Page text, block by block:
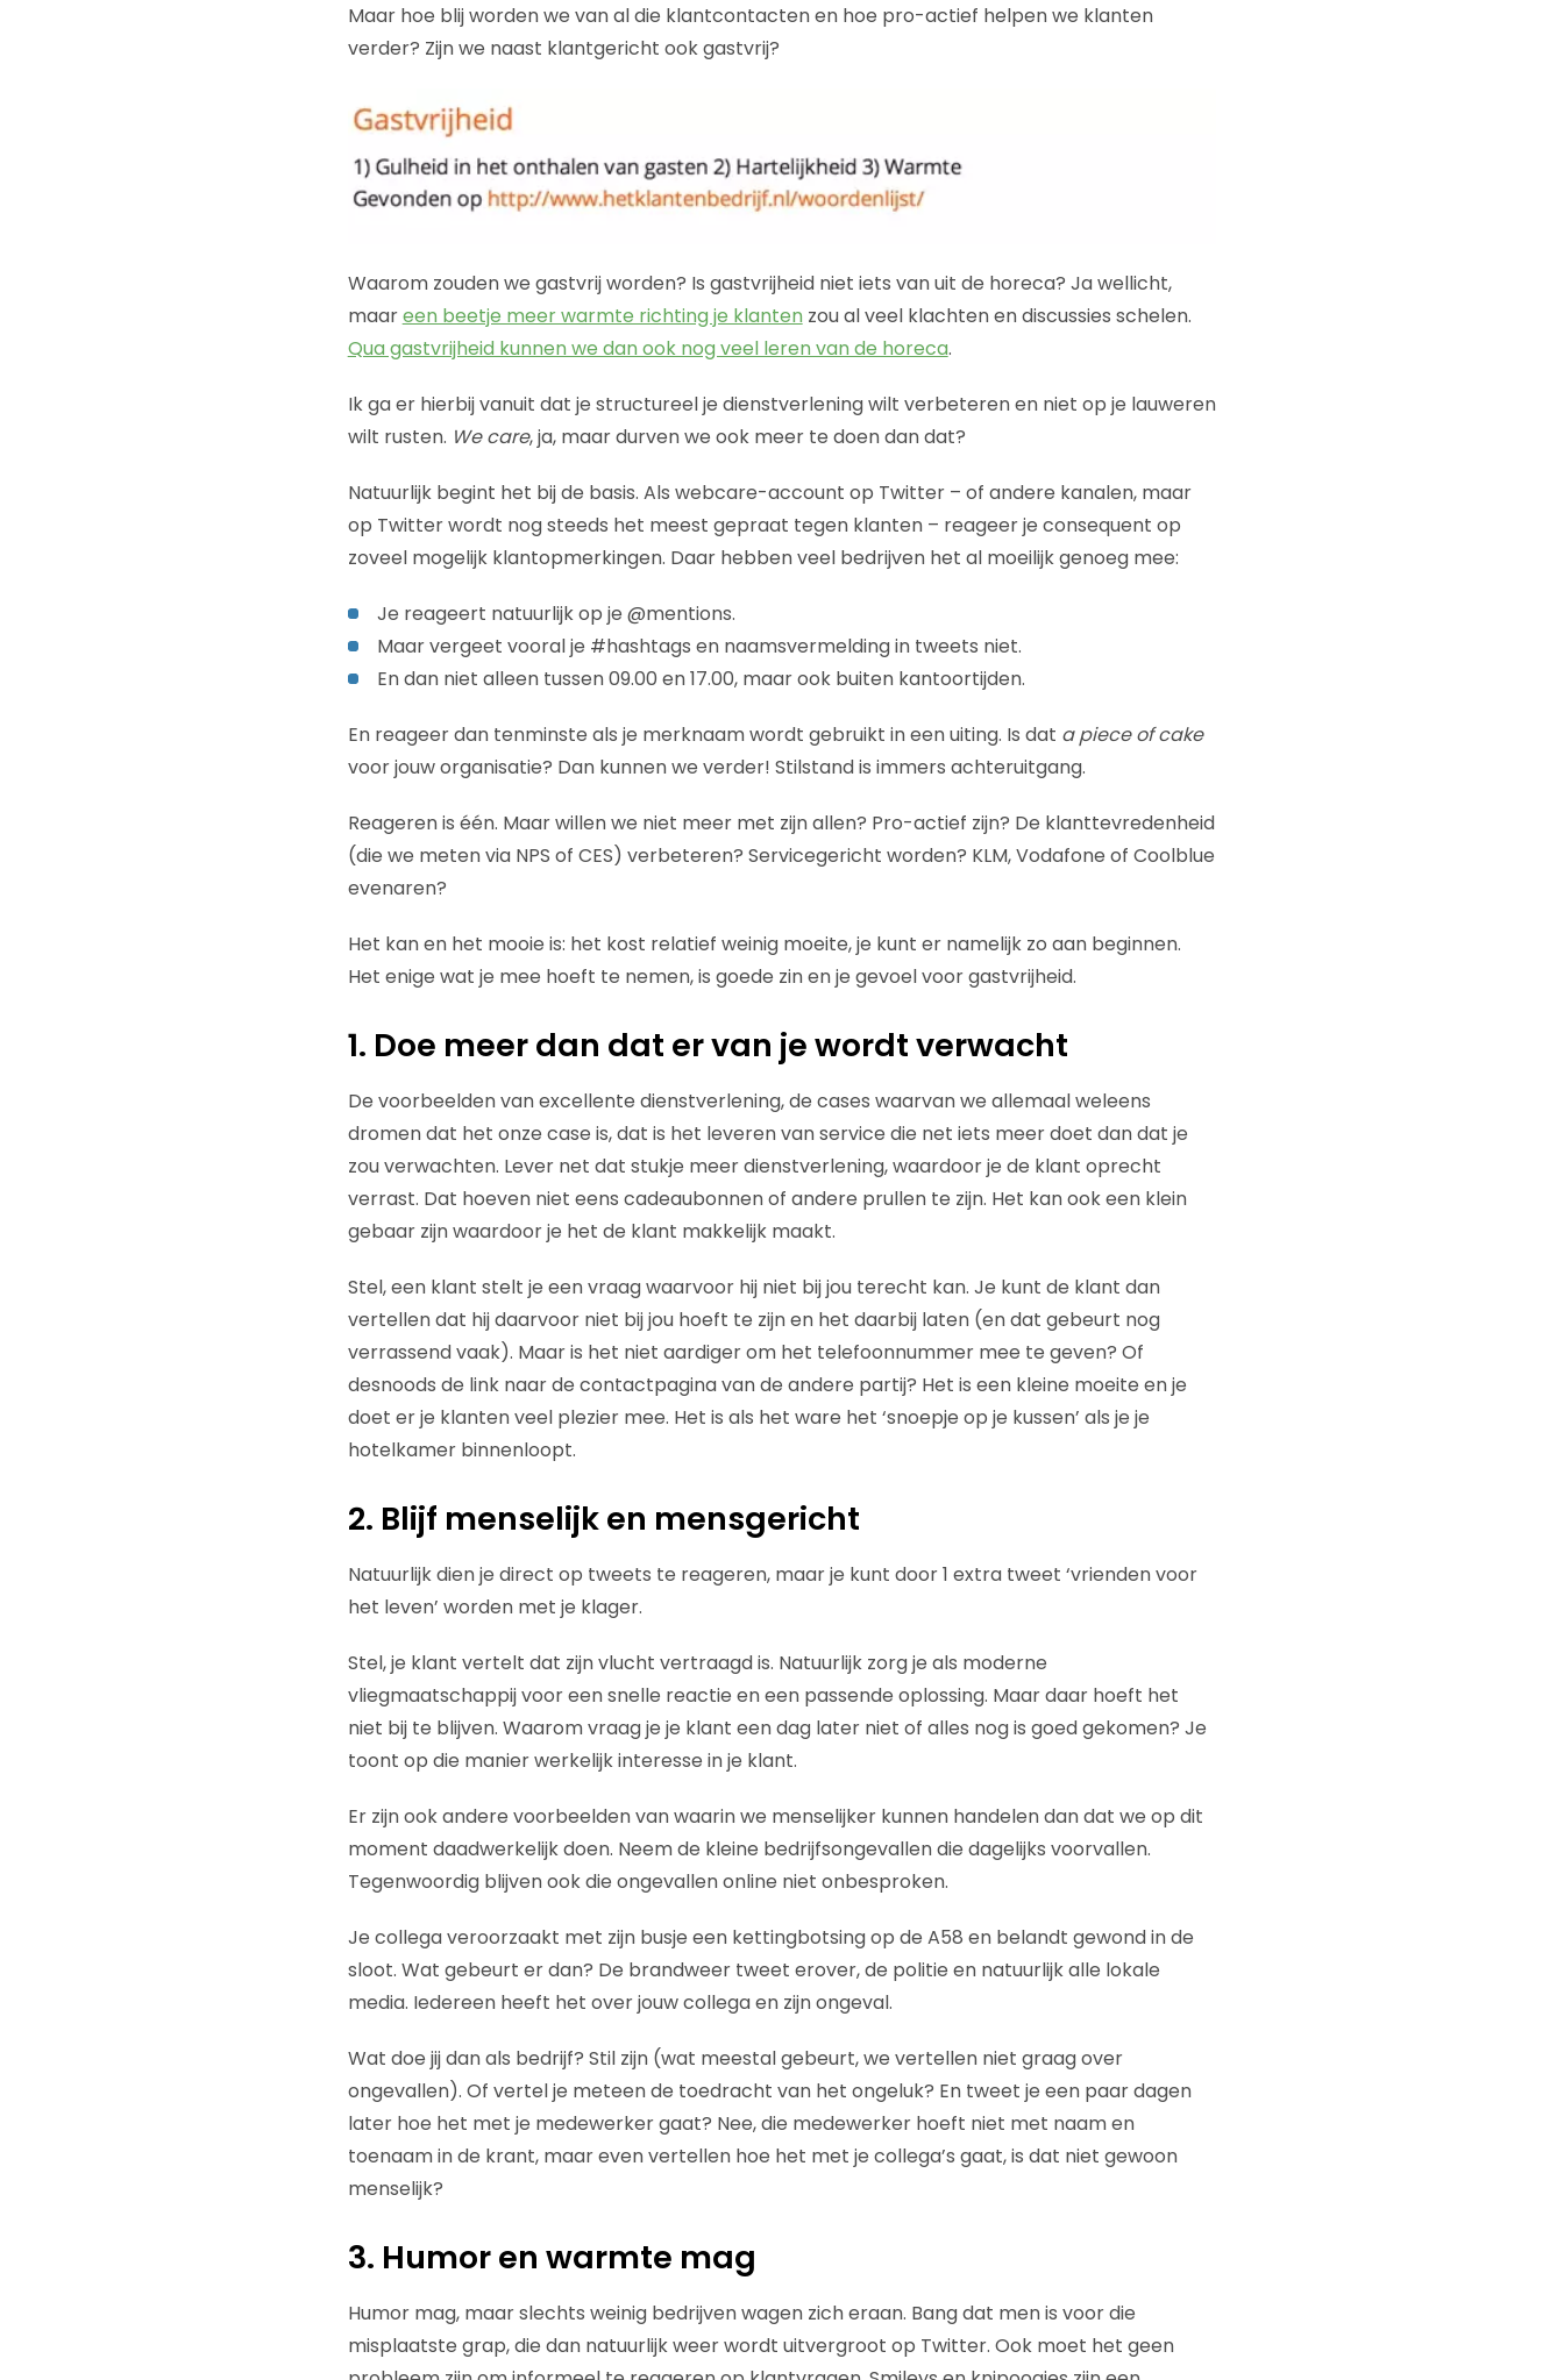
Maar hoe blij worden we van al die klantcontacten en hoe pro-actief helpen we klanten
verder? Zijn we naast klantgericht ook gastvrij?
Waarom zouden we gastvrij worden? Is gastvrijheid niet iets van uit de horeca? Ja wellicht,
maareen beetje meer warmte richting je klanten zou al veel klachten en discussies schelen.
Qua gastvrijheid kunnen we dan ook nog veel leren van de horeca.
Ik ga er hierbij vanuit dat je structureel je dienstverlening wilt verbeteren en niet op je lauweren
wilt rusten. We care, ja, maar durven we ook meer te doen dan dat?
Natuurlijk begint het bij de basis. Als webcare-account op Twitter – of andere kanalen, maar
op Twitter wordt nog steeds het meest gepraat tegen klanten – reageer je consequent op
zoveel mogelijk klantopmerkingen. Daar hebben veel bedrijven het al moeilijk genoeg mee:
Je reageert natuurlijk op je @mentions.
Maar vergeet vooral je #hashtags en naamsvermelding in tweets niet.
En dan niet alleen tussen 09.00 en 17.00, maar ook buiten kantoortijden.
En reageer dan tenminste als je merknaam wordt gebruikt in een uiting. Is dat a piece of cake
voor jouw organisatie? Dan kunnen we verder! Stilstand is immers achteruitgang.
Reageren is één. Maar willen we niet meer met zijn allen? Pro-actief zijn? De klanttevredenheid
(die we meten via NPS of CES) verbeteren? Servicegericht worden? KLM, Vodafone of Coolblue
evenaren?
Het kan en het mooie is: het kost relatief weinig moeite, je kunt er namelijk zo aan beginnen.
Het enige wat je mee hoeft te nemen, is goede zin en je gevoel voor gastvrijheid.
1. Doe meer dan dat er van je wordt verwacht
De voorbeelden van excellente dienstverlening, de cases waarvan we allemaal weleens
dromen dat het onze case is, dat is het leveren van service die net iets meer doet dan dat je
zou verwachten. Lever net dat stukje meer dienstverlening, waardoor je de klant oprecht
verrast. Dat hoeven niet eens cadeaubonnen of andere prullen te zijn. Het kan ook een klein
gebaar zijn waardoor je het de klant makkelijk maakt.
Stel, een klant stelt je een vraag waarvoor hij niet bij jou terecht kan. Je kunt de klant dan
vertellen dat hij daarvoor niet bij jou hoeft te zijn en het daarbij laten (en dat gebeurt nog
verrassend vaak). Maar is het niet aardiger om het telefoonnummer mee te geven? Of
desnoods de link naar de contactpagina van de andere partij? Het is een kleine moeite en je
doet er je klanten veel plezier mee. Het is als het ware het ‘snoepje op je kussen’ als je je
hotelkamer binnenloopt.
2. Blijf menselijk en mensgericht
Natuurlijk dien je direct op tweets te reageren, maar je kunt door 1 extra tweet ‘vrienden voor
het leven’ worden met je klager.
Stel, je klant vertelt dat zijn vlucht vertraagd is. Natuurlijk zorg je als moderne
vliegmaatschappij voor een snelle reactie en een passende oplossing. Maar daar hoeft het
niet bij te blijven. Waarom vraag je je klant een dag later niet of alles nog is goed gekomen? Je
toont op die manier werkelijk interesse in je klant.
Er zijn ook andere voorbeelden van waarin we menselijker kunnen handelen dan dat we op dit
moment daadwerkelijk doen. Neem de kleine bedrijfsongevallen die dagelijks voorvallen.
Tegenwoordig blijven ook die ongevallen online niet onbesproken.
Je collega veroorzaakt met zijn busje een kettingbotsing op de A58 en belandt gewond in de
sloot. Wat gebeurt er dan? De brandweer tweet erover, de politie en natuurlijk alle lokale
media. Iedereen heeft het over jouw collega en zijn ongeval.
Wat doe jij dan als bedrijf? Stil zijn (wat meestal gebeurt, we vertellen niet graag over
ongevallen). Of vertel je meteen de toedracht van het ongeluk? En tweet je een paar dagen
later hoe het met je medewerker gaat? Nee, die medewerker hoeft niet met naam en
toenaam in de krant, maar even vertellen hoe het met je collega’s gaat, is dat niet gewoon
menselijk?
3. Humor en warmte mag
Humor mag, maar slechts weinig bedrijven wagen zich eraan. Bang dat men is voor die
misplaatste grap, die dan natuurlijk weer wordt uitvergroot op Twitter. Ook moet het geen